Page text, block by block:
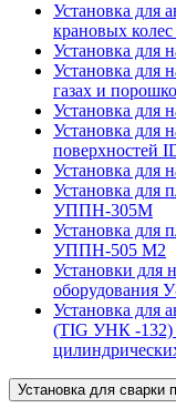
Установка для
крановых
Установка для
Установка для
газах и
Установка для
Установка для
поверхностей
Установка для
Установка для
УППН-305М
Установка для
УППН-505 М2
Установки для
оборудования
Установка для
(TIG УНК -132)
Установка для